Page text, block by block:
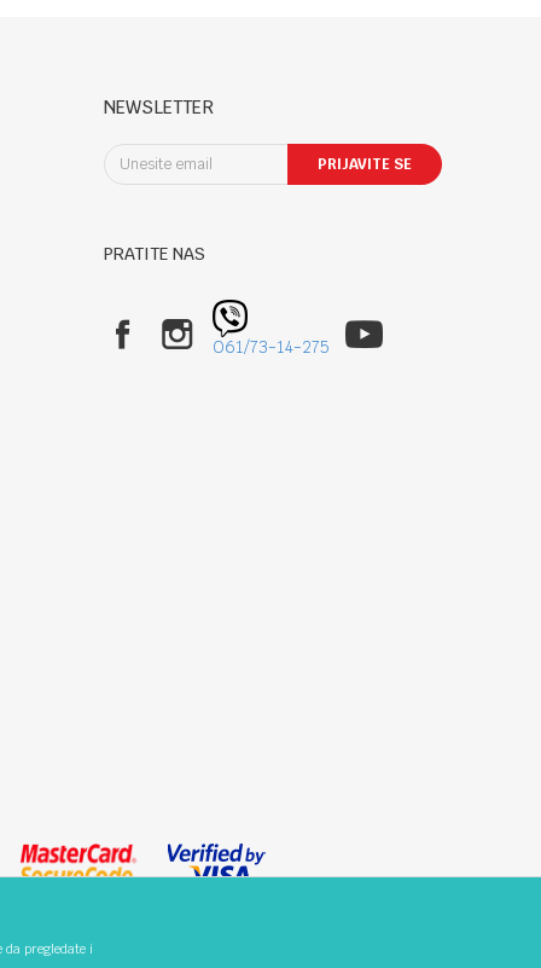
NEWSLETTER
PRIJAVITE SE
PRATITE NAS
061/73-14-275
pregledate i